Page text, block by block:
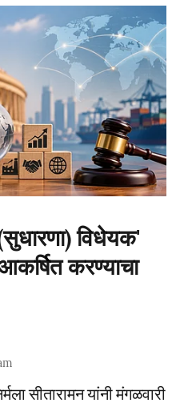
विधेयक'
करण्याचा
सीतारामन यांनी मंगळवारी